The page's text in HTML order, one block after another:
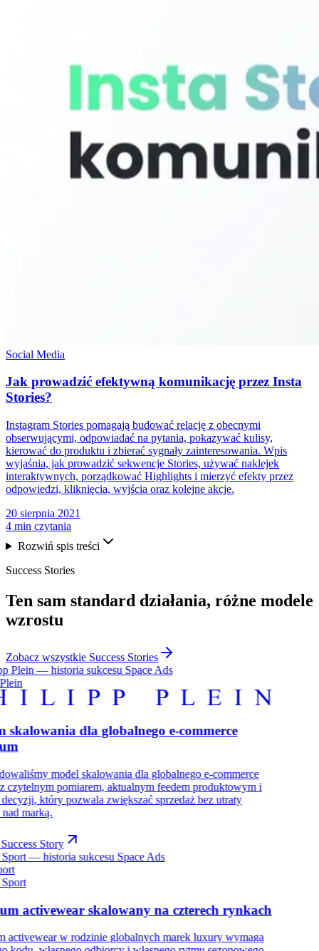
Social Media
Jak prowadzić efektywną komunikację przez Insta
Stories?
Instagram Stories pomagają budować relację z obecnymi
obserwującymi, odpowiadać na pytania, pokazywać kulisy,
kierować do produktu i zbierać sygnały zainteresowania. Wpis
wyjaśnia, jak prowadzić sekwencje Stories, używać naklejek
interaktywnych, porządkować Highlights i mierzyć efekty przez
odpowiedzi, kliknięcia, wyjścia oraz kolejne akcje.
20 sierpnia 2021
4 min czytania
Rozwiń spis treści
Success Stories
Ten sam standard działania, różne modele
wzrostu
Zobacz wszystkie Success Stories
skalowania dla globalnego e-commerce
model skalowania dla globalnego e-commerce
czytelnym pomiarem, aktualnym feedem produktowym i
który pozwala zwiększać sprzedaż bez utraty
marką.
Story
activewear skalowany na czterech rynkach
activewear w rodzinie globalnych marek luxury wymaga